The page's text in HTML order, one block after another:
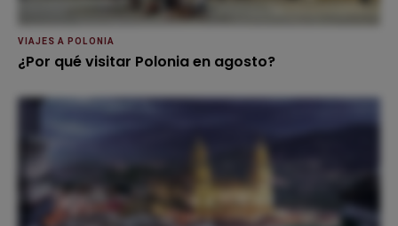
VIAJES A POLONIA
¿Por qué visitar Polonia en agosto?